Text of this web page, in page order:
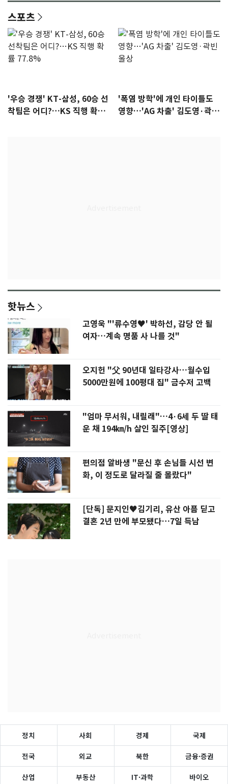
스포츠
'우승 경쟁' KT-삼성, 60승 선
착팀은 어디?…KS 직행 확률
'폭염 방학'에 개인 타이틀도
영향…'AG 차출' 김도영·곽빈
핫뉴스
고영욱 "'류수영♥' 박하선, 감당 안 될
여자…계속 명품 사 나를 것"
오지헌 "父 90년대 일타강사…월수입
5000만원에 100평대 집" 금수저 고백
"엄마 무서워, 내릴래"…4·6세 두 딸 태
운 채 194㎞/h 살인 질주[영상]
편의점 알바생 "문신 후 손님들 시선 변
화, 이 정도로 달라질 줄 몰랐다"
[단독] 문지인♥김기리, 유산 아픔 딛고
결혼 2년 만에 부모됐다…7일 득남
정치 사회 경제 국제
전국 외교 북한 금융·증권
산업 부동산 IT·과학 바이오